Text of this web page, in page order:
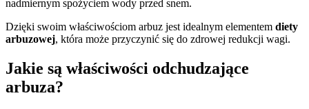
nadmiernym spożyciem wody przed snem.
Dzięki swoim właściwościom arbuz jest idealnym elementem diety
arbuzowej, która może przyczynić się do zdrowej redukcji wagi.
Jakie są właściwości odchudzające
arbuza?